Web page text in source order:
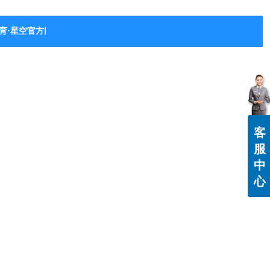
·星空官方网站-星空体育（中国）
客
服
中
心